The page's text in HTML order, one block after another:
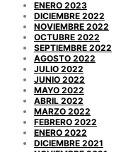
ENERO 2023
DICIEMBRE 2022
NOVIEMBRE 2022
OCTUBRE 2022
SEPTIEMBRE 2022
AGOSTO 2022
JULIO 2022
JUNIO 2022
MAYO 2022
ABRIL 2022
MARZO 2022
FEBRERO 2022
ENERO 2022
DICIEMBRE 2021